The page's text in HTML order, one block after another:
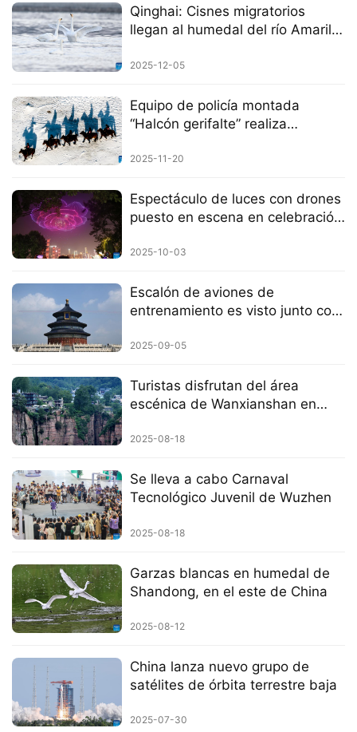
Qinghai: Cisnes migratorios
llegan al humedal del río Amarillo
2025-12-05
Equipo de policía montada
“Halcón gerifalte” realiza
Hulun Buir, Mongolia Interior
2025-11-20
Espectáculo de luces con drones
puesto en escena en celebración
Chongqing
2025-10-03
Escalón de aviones de
entrenamiento es visto junto con
2025-09-05
Turistas disfrutan del área
escénica de Wanxianshan en
2025-08-18
Se lleva a cabo Carnaval
Tecnológico Juvenil de Wuzhen
2025-08-18
Garzas blancas en humedal de
Shandong, en el este de China
2025-08-12
China lanza nuevo grupo de
satélites de órbita terrestre baja
2025-07-30